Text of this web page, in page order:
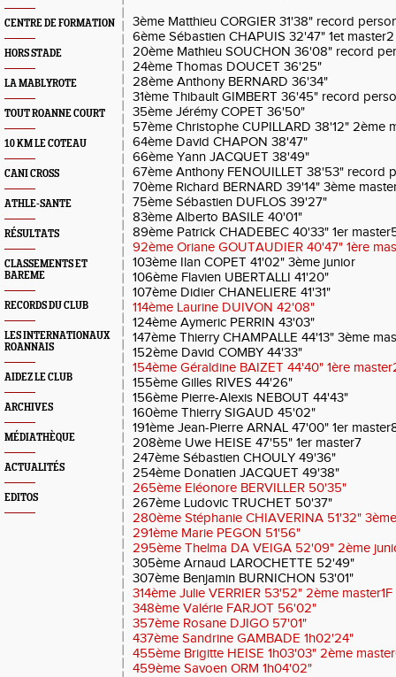
CENTRE DE FORMATION
HORS STADE
LA MABLYROTE
TOUT ROANNE COURT
10 KM LE COTEAU
CANI CROSS
ATHLE-SANTE
RÉSULTATS
CLASSEMENTS ET
BAREME
RECORDS DU CLUB
LES INTERNATIONAUX
ROANNAIS
AIDEZ LE CLUB
ARCHIVES
MÉDIATHÈQUE
ACTUALITÉS
EDITOS
3ème Matthieu CORGIER 31'38" record
6ème Sébastien CHAPUIS 32'47" 1et master2
20ème Mathieu SOUCHON 36'08" record
24ème Thomas DOUCET 36'25"
28ème Anthony BERNARD 36'34"
31ème Thibault GIMBERT 36'45" record
35ème Jérémy COPET 36'50"
57ème Christophe CUPILLARD 38'12" 2ème
64ème David CHAPON 38'47"
66ème Yann JACQUET 38'49"
67ème Anthony FENOUILLET 38'53" record
70ème Richard BERNARD 39'14" 3ème
75ème Sébastien DUFLOS 39'27"
83ème Alberto BASILE 40'01"
89ème Patrick CHADEBEC 40'33" 1er
92ème Oriane GOUTAUDIER 40'47" 1ère
103ème Ilan COPET 41'02" 3ème junior
106ème Flavien UBERTALLI 41'20"
107ème Didier CHANELIERE 41'31"
114ème Laurine DUIVON 42'08"
124ème Aymeric PERRIN 43'03"
147ème Thierry CHAMPALLE 44'13" 3ème
152ème David COMBY 44'33"
154ème Géraldine BAIZET 44'40" 1ère
155ème Gilles RIVES 44'26"
156ème Pierre-Alexis NEBOUT 44'43"
160ème Thierry SIGAUD 45'02"
191ème Jean-Pierre ARNAL 47'00" 1er
208ème Uwe HEISE 47'55" 1er master7
247ème Sébastien CHOULY 49'36"
254ème Donatien JACQUET 49'38"
265ème Eléonore BERVILLER 50'35"
267ème Ludovic TRUCHET 50'37"
280ème Stéphanie CHIAVERINA 51'32"
291ème Marie PEGON 51'56"
295ème Thelma DA VEIGA 52'09" 2ème
305ème Arnaud LAROCHETTE 52'49"
307ème Benjamin BURNICHON 53'01"
314ème Julie VERRIER 53'52" 2ème master1F
348ème Valérie FARJOT 56'02"
357ème Rosane DJIGO 57'01"
437ème Sandrine GAMBADE 1h02'24"
455ème Brigitte HEISE 1h03'03" 2ème
459ème Savoen ORM 1h04'02"